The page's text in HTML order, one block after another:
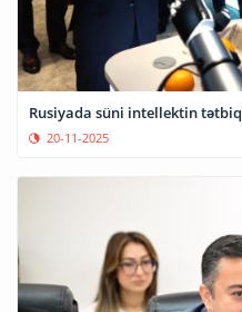
Rusiyada süni intellektin
20-11-2025